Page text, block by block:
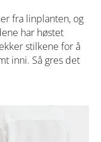
fra linplanten, og
har høstet
stilkene for å
inni. Så gres det